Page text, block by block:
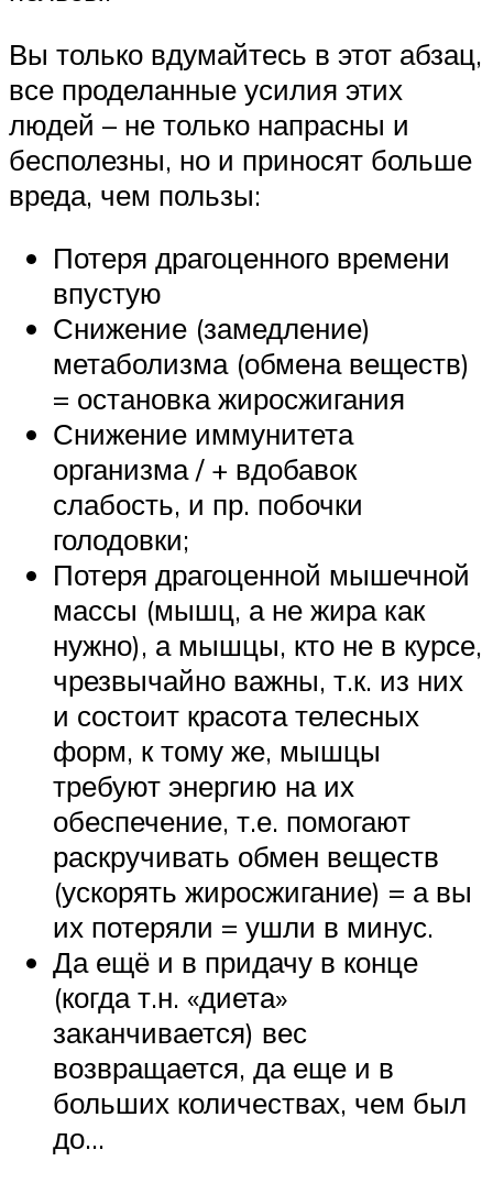
Вы только вдумайтесь в этот абзац,
все проделанные усилия этих
людей – не только напрасны и
бесполезны, но и приносят больше
вреда, чем пользы:
Потеря драгоценного времени
впустую
Снижение (замедление)
метаболизма (обмена веществ)
= остановка жиросжигания
Снижение иммунитета
организма / + вдобавок
слабость, и пр. побочки
голодовки;
Потеря драгоценной мышечной
массы (мышц, а не жира как
нужно), а мышцы, кто не в курсе,
чрезвычайно важны, т.к. из них
и состоит красота телесных
форм, к тому же, мышцы
требуют энергию на их
обеспечение, т.е. помогают
раскручивать обмен веществ
(ускорять жиросжигание) = а вы
их потеряли = ушли в минус.
Да ещё и в придачу в конце
(когда т.н. «диета»
заканчивается) вес
возвращается, да еще и в
больших количествах, чем был
до…